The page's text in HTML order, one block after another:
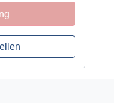
Menü